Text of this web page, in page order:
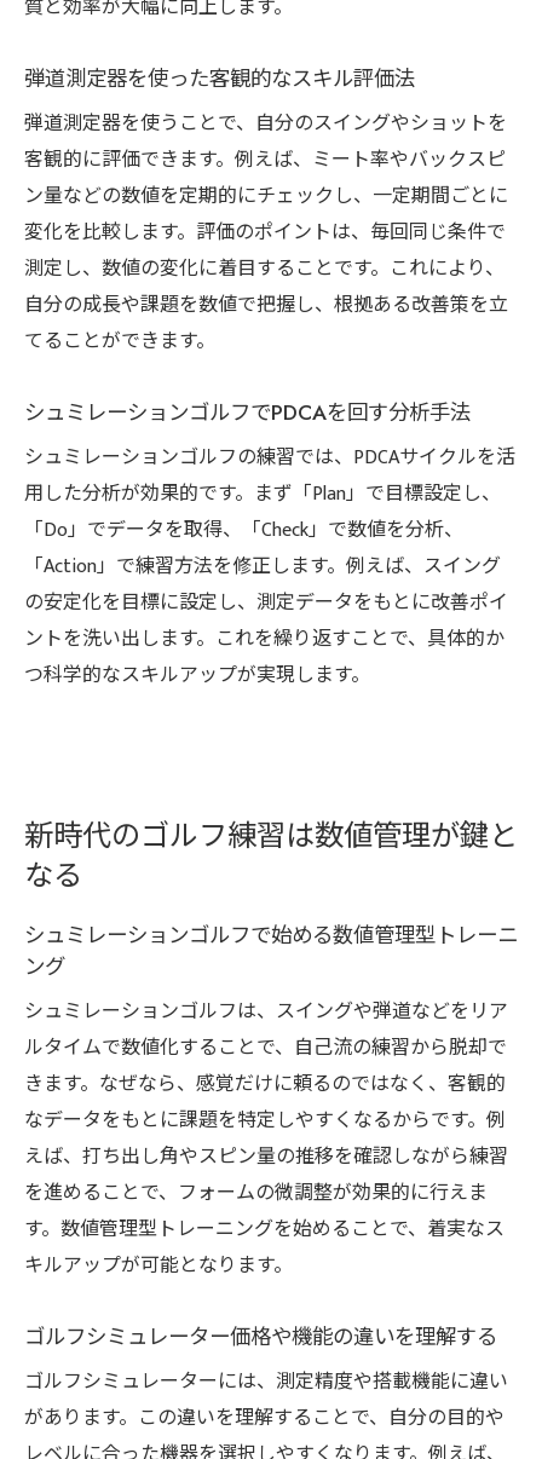
質と効率が大幅に向上します。
弾道測定器を使った客観的なスキル評価法
弾道測定器を使うことで、自分のスイングやショットを
客観的に評価できます。例えば、ミート率やバックスピ
ン量などの数値を定期的にチェックし、一定期間ごとに
変化を比較します。評価のポイントは、毎回同じ条件で
測定し、数値の変化に着目することです。これにより、
自分の成長や課題を数値で把握し、根拠ある改善策を立
てることができます。
シュミレーションゴルフでPDCAを回す分析手法
シュミレーションゴルフの練習では、PDCAサイクルを活
用した分析が効果的です。まず「Plan」で目標設定し、
「Do」でデータを取得、「Check」で数値を分析、
「Action」で練習方法を修正します。例えば、スイング
の安定化を目標に設定し、測定データをもとに改善ポイ
ントを洗い出します。これを繰り返すことで、具体的か
つ科学的なスキルアップが実現します。
新時代のゴルフ練習は数値管理が鍵と
なる
シュミレーションゴルフで始める数値管理型トレーニ
ング
シュミレーションゴルフは、スイングや弾道などをリア
ルタイムで数値化することで、自己流の練習から脱却で
きます。なぜなら、感覚だけに頼るのではなく、客観的
なデータをもとに課題を特定しやすくなるからです。例
えば、打ち出し角やスピン量の推移を確認しながら練習
を進めることで、フォームの微調整が効果的に行えま
す。数値管理型トレーニングを始めることで、着実なス
キルアップが可能となります。
ゴルフシミュレーター価格や機能の違いを理解する
ゴルフシミュレーターには、測定精度や搭載機能に違い
があります。この違いを理解することで、自分の目的や